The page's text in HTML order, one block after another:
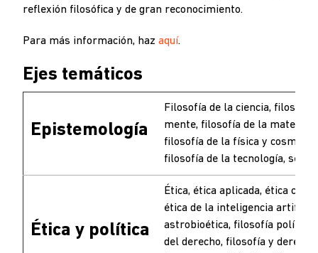
reflexión filosófica y de gran reconocimiento.
Para más información, haz aquí.
Ejes temáticos
Epistemología
Filosofía de la ciencia, filosofía
mente, filosofía de la
filosofía de la física y
filosofía de la tecnología,
Ética y política
Ética, ética aplicada, ética
ética de la inteligencia
astrobioética, filosofía política,
del derecho, filosofía y